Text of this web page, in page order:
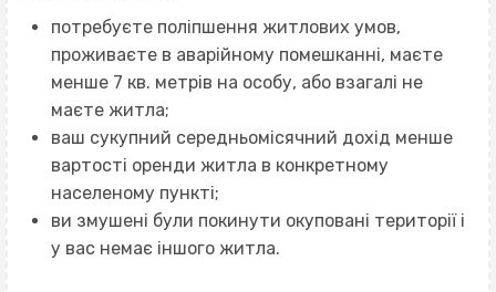
потребуєте поліпшення житлових умов,
проживаєте в аварійному помешканні, маєте
менше 7 кв. метрів на особу, або взагалі не
маєте житла;
ваш сукупний середньомісячний дохід менше
вартості оренди житла в конкретному
населеному пункті;
ви змушені були покинути окуповані території і
у вас немає іншого житла.